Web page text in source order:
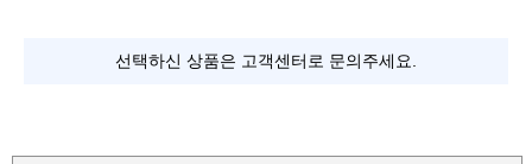
선택하신 상품은 고객센터로 문의주세요.